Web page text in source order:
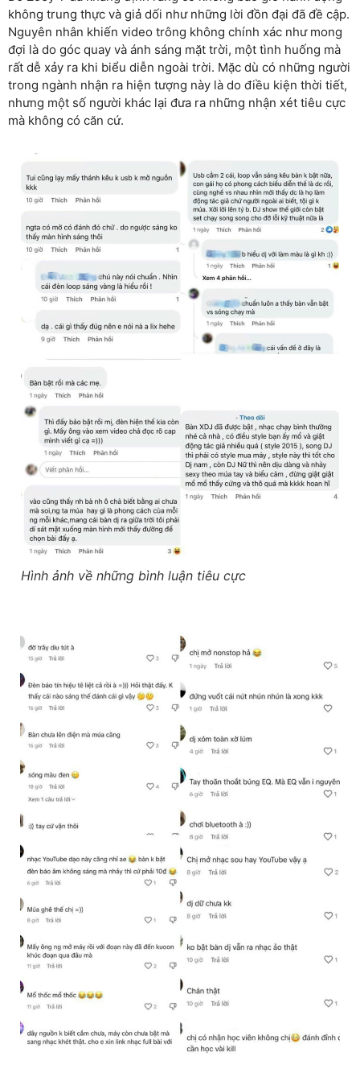
không trung thực và giả dối như những lời đồn đại đã đề cập.
Nguyên nhân khiến video trông không chính xác như mong
đợi là do góc quay và ánh sáng mặt trời, một tình huống mà
rất dễ xảy ra khi biểu diễn ngoài trời. Mặc dù có những người
trong ngành nhận ra hiện tượng này là do điều kiện thời tiết,
nhưng một số người khác lại đưa ra những nhận xét tiêu cực
mà không có căn cứ.
Hình ảnh về những bình luận tiêu cực